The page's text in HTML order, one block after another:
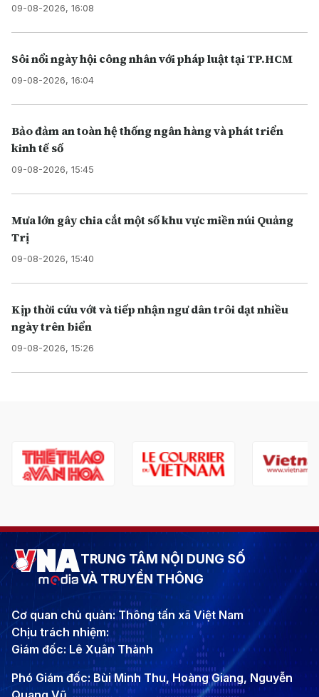
09-08-2026, 16:08
Sôi nổi ngày hội công nhân với pháp luật tại TP.HCM
09-08-2026, 16:04
Bảo đảm an toàn hệ thống ngân hàng và phát triển
kinh tế số
09-08-2026, 15:45
Mưa lớn gây chia cắt một số khu vực miền núi Quảng
Trị
09-08-2026, 15:40
Kịp thời cứu vớt và tiếp nhận ngư dân trôi dạt nhiều
ngày trên biển
09-08-2026, 15:26
TRUNG TÂM NỘI DUNG SỐ
VÀ TRUYỀN THÔNG
Cơ quan chủ quản: Thông tấn xã Việt Nam
Chịu trách nhiệm:
Giám đốc: Lê Xuân Thành
Phó Giám đốc: Bùi Minh Thu, Hoàng Giang, Nguyễn